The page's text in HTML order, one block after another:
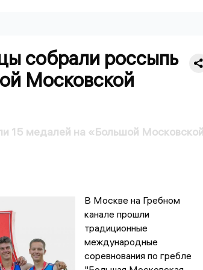
собрали россыпь
Московской
15 медалей на «Большой
В Москве на Гребном
канале прошли
традиционные
международные
соревнования по гребле